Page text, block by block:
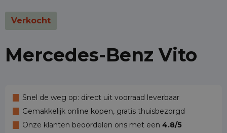
Verkocht
Mercedes-Benz Vito
Snel de weg op: direct uit voorraad leverbaar
Gemakkelijk online kopen, gratis thuisbezorgd
Onze klanten beoordelen ons met een 4.8/5